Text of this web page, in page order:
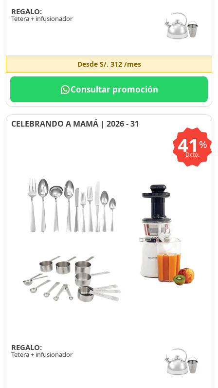
REGALO:
Tetera + infusionador
Desde S/. 312/mes
Consultar promoción
CELEBRANDO A MAMÁ | 2026 - 31
41 %
Dcto.
REGALO:
Tetera + infusionador